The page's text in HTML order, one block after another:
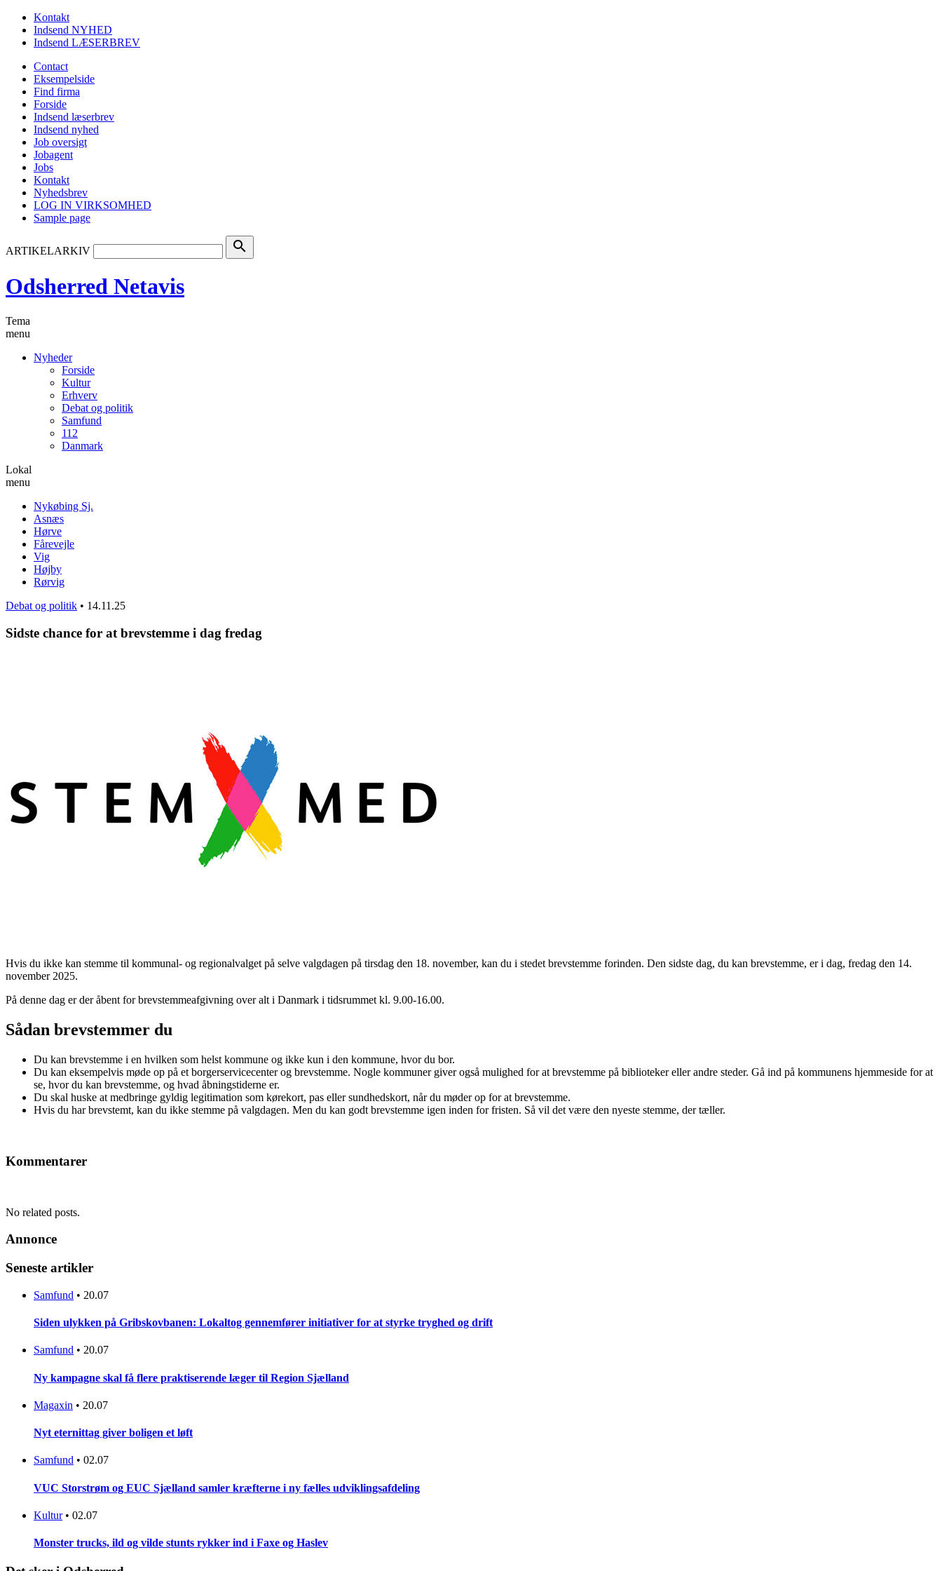
Kontakt
Indsend NYHED
Indsend LÆSERBREV
Contact
Eksempelside
Find firma
Forside
Indsend læserbrev
Indsend nyhed
Job oversigt
Jobagent
Jobs
Kontakt
Nyhedsbrev
LOG IN VIRKSOMHED
Sample page
ARTIKELARKIV search
Odsherred Netavis
Tema
menu
Nyheder
Forside
Kultur
Erhverv
Debat og politik
Samfund
112
Danmark
Lokal
menu
Nykøbing Sj.
Asnæs
Hørve
Fårevejle
Vig
Højby
Rørvig
Debat og politik • 14.11.25
Sidste chance for at brevstemme i dag fredag
Hvis du ikke kan stemme til kommunal- og regionalvalget på selve valgdagen på tirsdag den 18. november, kan du i stedet brevstemme forinden. Den sidste dag, du kan brevstemme, er i dag, fredag den 14.
november 2025.
På denne dag er der åbent for brevstemmeafgivning over alt i Danmark i tidsrummet kl. 9.00-16.00.
Sådan brevstemmer du
Du kan brevstemme i en hvilken som helst kommune og ikke kun i den kommune, hvor du bor.
Du kan eksempelvis møde op på et borgerservicecenter og brevstemme. Nogle kommuner giver også mulighed for at brevstemme på biblioteker eller andre steder. Gå ind på kommunens hjemmeside for at
se, hvor du kan brevstemme, og hvad åbningstiderne er.
Du skal huske at medbringe gyldig legitimation som kørekort, pas eller sundhedskort, når du møder op for at brevstemme.
Hvis du har brevstemt, kan du ikke stemme på valgdagen. Men du kan godt brevstemme igen inden for fristen. Så vil det være den nyeste stemme, der tæller.
Kommentarer
No related posts.
Annonce
Seneste artikler
Samfund • 20.07
Siden ulykken på Gribskovbanen: Lokaltog gennemfører initiativer for at styrke tryghed og drift
Samfund • 20.07
Ny kampagne skal få flere praktiserende læger til Region Sjælland
Magaxin • 20.07
Nyt eternittag giver boligen et løft
Samfund • 02.07
VUC Storstrøm og EUC Sjælland samler kræfterne i ny fælles udviklingsafdeling
Kultur • 02.07
Monster trucks, ild og vilde stunts rykker ind i Faxe og Haslev